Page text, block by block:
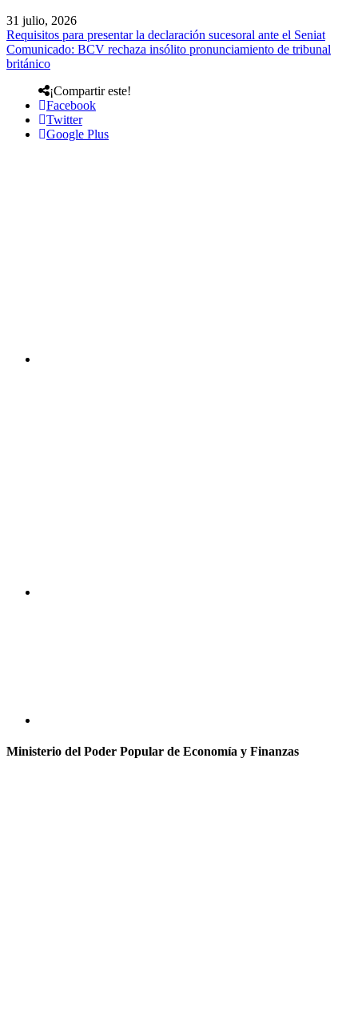
31 julio, 2026
Requisitos para presentar la declaración sucesoral ante el Seniat
Comunicado: BCV rechaza insólito pronunciamiento de tribunal
británico
¡Compartir este!
Facebook
Twitter
Google Plus
Ministerio del Poder Popular de Economía y Finanzas